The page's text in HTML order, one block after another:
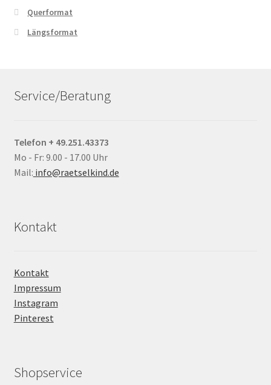
Querformat
Längsformat
Service/Beratung
Telefon + 49.251.43373
Mo - Fr: 9.00 - 17.00 Uhr
Mail: info@raetselkind.de
Kontakt
Kontakt
Impressum
Instagram
Pinterest
Shopservice